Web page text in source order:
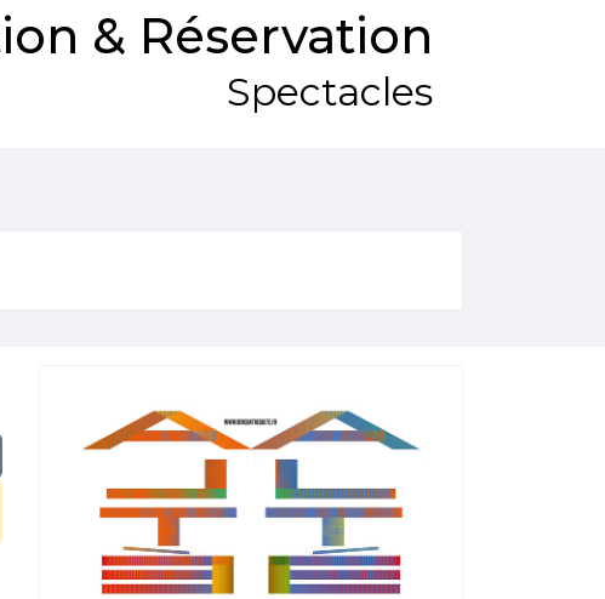
& Réservation
Spectacles